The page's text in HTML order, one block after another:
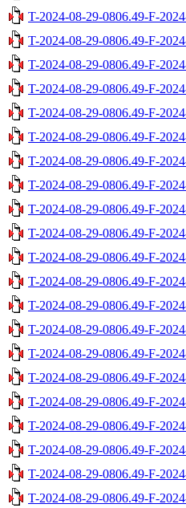
T-2024-08-29-0806.49-F-
T-2024-08-29-0806.49-F-
T-2024-08-29-0806.49-F-
T-2024-08-29-0806.49-F-
T-2024-08-29-0806.49-F-
T-2024-08-29-0806.49-F-
T-2024-08-29-0806.49-F-
T-2024-08-29-0806.49-F-
T-2024-08-29-0806.49-F-
T-2024-08-29-0806.49-F-
T-2024-08-29-0806.49-F-
T-2024-08-29-0806.49-F-
T-2024-08-29-0806.49-F-
T-2024-08-29-0806.49-F-
T-2024-08-29-0806.49-F-
T-2024-08-29-0806.49-F-
T-2024-08-29-0806.49-F-
T-2024-08-29-0806.49-F-
T-2024-08-29-0806.49-F-
T-2024-08-29-0806.49-F-
T-2024-08-29-0806.49-F-